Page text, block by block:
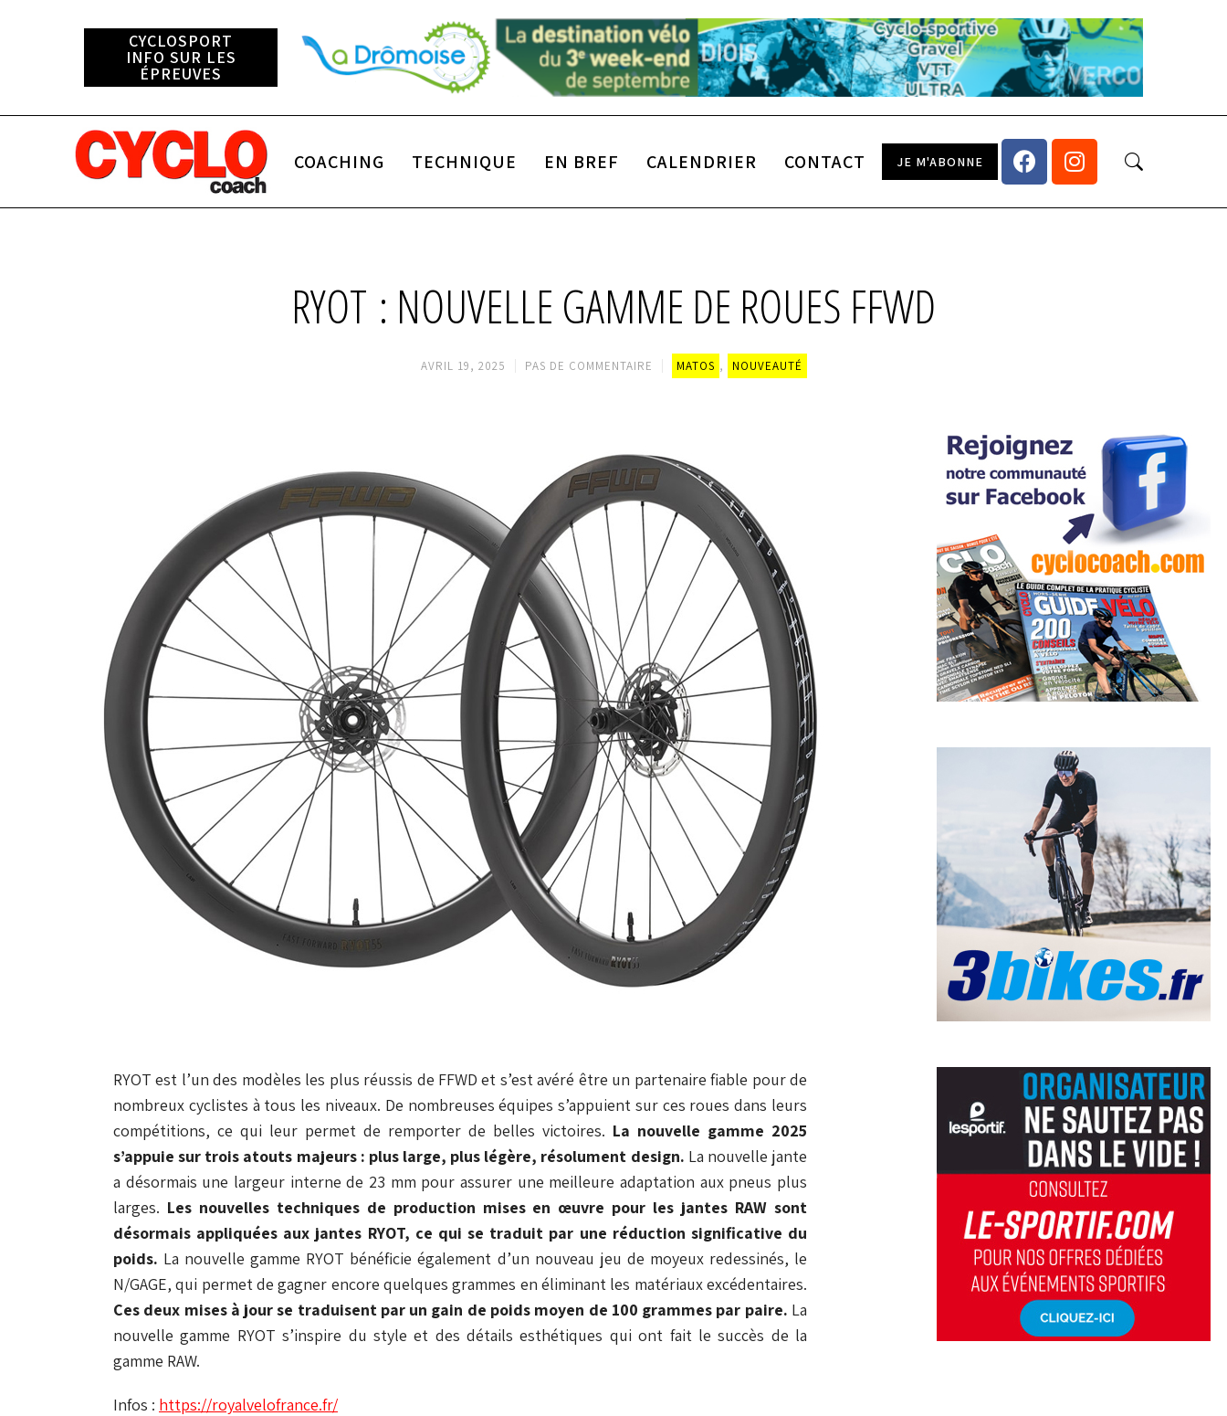
CYCLOSPORT
INFO SUR LES
ÉPREUVES
COACHING TECHNIQUE EN BREF CALENDRIER CONTACT JE M'ABONNE
RYOT : NOUVELLE GAMME DE ROUES FFWD
AVRIL 19, 2025 PAS DE COMMENTAIRE MATOS , NOUVEAUTÉ
RYOT est l’un des modèles les plus réussis de FFWD et s’est avéré être un partenaire fiable pour de
nombreux cyclistes à tous les niveaux. De nombreuses équipes s’appuient sur ces roues dans leurs
compétitions, ce qui leur permet de remporter de belles victoires. La nouvelle gamme 2025
s’appuie sur trois atouts majeurs : plus large, plus légère, résolument design. La nouvelle jante
a désormais une largeur interne de 23 mm pour assurer une meilleure adaptation aux pneus plus
larges. Les nouvelles techniques de production mises en œuvre pour les jantes RAW sont
désormais appliquées aux jantes RYOT, ce qui se traduit par une réduction significative du
poids. La nouvelle gamme RYOT bénéficie également d’un nouveau jeu de moyeux redessinés, le
N/GAGE, qui permet de gagner encore quelques grammes en éliminant les matériaux excédentaires.
Ces deux mises à jour se traduisent par un gain de poids moyen de 100 grammes par paire. La
nouvelle gamme RYOT s’inspire du style et des détails esthétiques qui ont fait le succès de la
gamme RAW.
Infos : https://royalvelofrance.fr/